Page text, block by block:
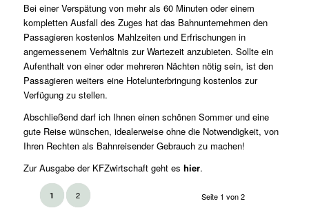
Bei einer Verspätung von mehr als 60 Minuten oder einem
kompletten Ausfall des Zuges hat das Bahnunternehmen den
Passagieren kostenlos Mahlzeiten und Erfrischungen in
angemessenem Verhältnis zur Wartezeit anzubieten. Sollte ein
Aufenthalt von einer oder mehreren Nächten nötig sein, ist den
Passagieren weiters eine Hotelunterbringung kostenlos zur
Verfügung zu stellen.
Abschließend darf ich Ihnen einen schönen Sommer und eine
gute Reise wünschen, idealerweise ohne die Notwendigkeit, von
Ihren Rechten als Bahnreisender Gebrauch zu machen!
Zur Ausgabe der KFZwirtschaft geht es hier.
Seite 1 von 2
1 2